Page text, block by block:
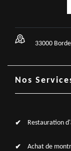
33000
Nos
Restauration
Achat de